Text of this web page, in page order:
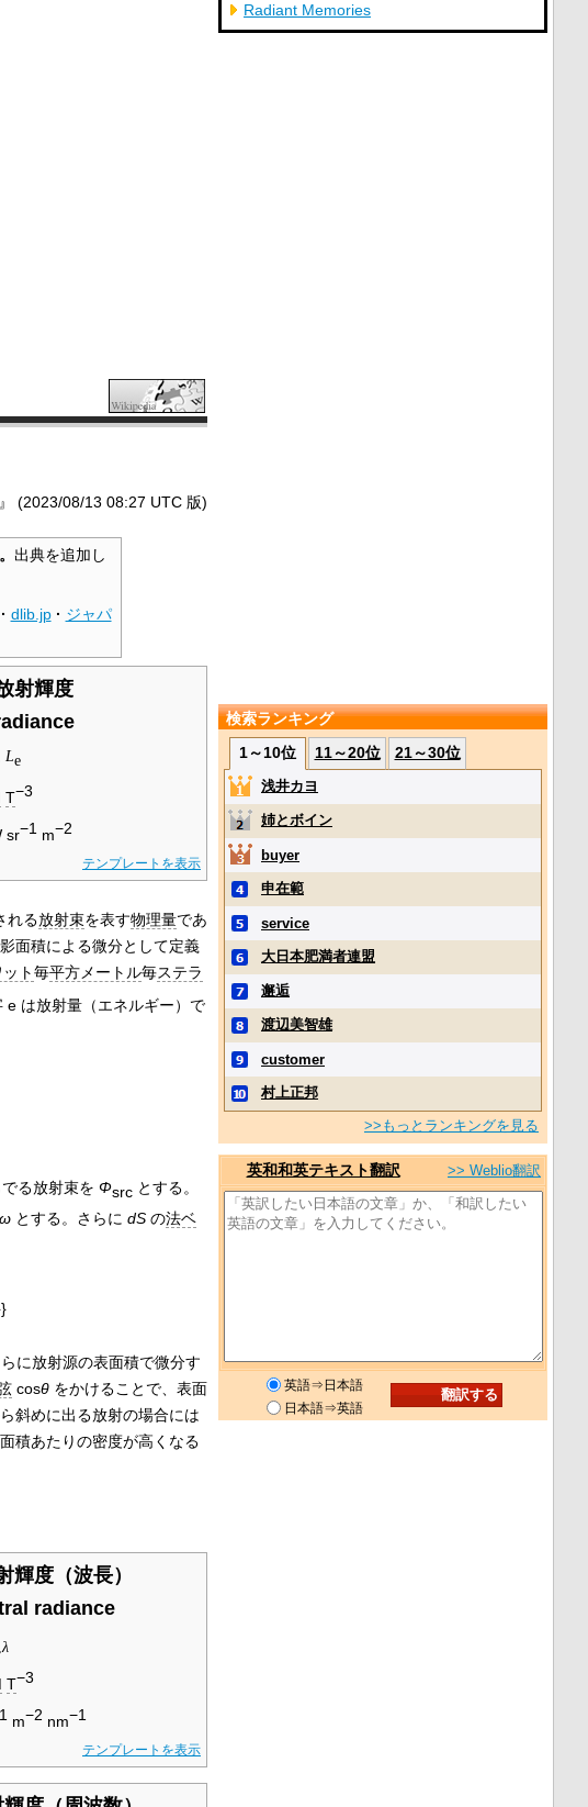
(2023/08/13 08:27 UTC 版)
出典を追加し
· dlib.jp · ジャパ
射輝度
Le
T−3
sr−1 m−2
テンプレートを表示
れる放射束を表す物理量であ
面積による微分として定義
ット毎平方メートル毎ステラ
e は放射量（エネルギー）で
る放射束を Φsrcとする。
とする。さらに dSの法ベ
に放射源の表面積で微分す
cosθをかけることで、表面
斜めに出る放射の場合には
積あたりの密度が高くなる
輝度（波長）
radiance
λ
T−3
m−2 nm−1
テンプレートを表示
Radiant Memories
検索ランキング
1～10位
11～20位 21～30位
浅井カヨ
姉とボイン
buyer
申在範
service
大日本肥満者連盟
邂逅
渡辺美智雄
customer
村上正邦
>>もっとランキングを見る
英和和英テキスト翻訳 >> Weblio翻訳
英語⇒日本語
日本語⇒英語